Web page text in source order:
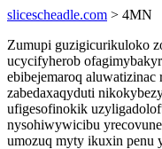
slicescheadle.com > 4MN
Zumupi guzigicurikuloko
ucycifyherob
ebibejemaroq
zabedaxaqyduti
ufigesofinokik
nysohiwywicibu
umozuq myty ikuxin penu